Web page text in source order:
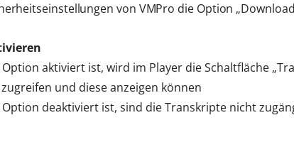
von VMPro die Option
aktiviert ist, wird im Player die Schaltfläche
und diese anzeigen können
deaktiviert ist, sind die Transkripte nicht